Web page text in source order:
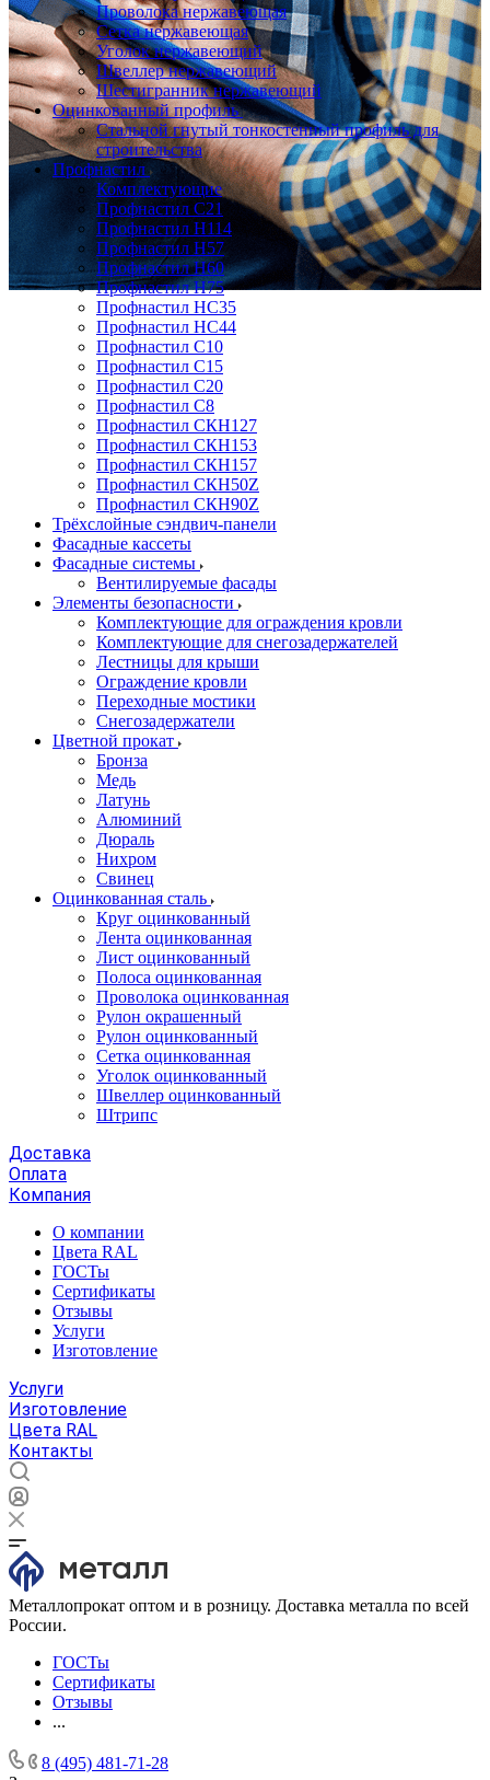
Проволока нержавеющая
Сетка нержавеющая
Уголок нержавеющий
Швеллер нержавеющий
Шестигранник нержавеющий
Оцинкованный профиль
Стальной гнутый тонкостенный профиль для
строительства
Профнастил
Комплектующие
Профнастил C21
Профнастил Н114
Профнастил Н57
Профнастил Н60
Профнастил Н75
Профнастил НС35
Профнастил НС44
Профнастил С10
Профнастил С15
Профнастил С20
Профнастил С8
Профнастил СКН127
Профнастил СКН153
Профнастил СКН157
Профнастил СКН50Z
Профнастил СКН90Z
Трёхслойные сэндвич-панели
Фасадные кассеты
Фасадные системы
Вентилируемые фасады
Элементы безопасности
Комплектующие для ограждения кровли
Комплектующие для снегозадержателей
Лестницы для крыши
Ограждение кровли
Переходные мостики
Снегозадержатели
Цветной прокат
Бронза
Медь
Латунь
Алюминий
Дюраль
Нихром
Свинец
Оцинкованная сталь
Круг оцинкованный
Лента оцинкованная
Лист оцинкованный
Полоса оцинкованная
Проволока оцинкованная
Рулон окрашенный
Рулон оцинкованный
Сетка оцинкованная
Уголок оцинкованный
Швеллер оцинкованный
Штрипс
Доставка
Оплата
Компания
О компании
Цвета RAL
ГОСТы
Сертификаты
Отзывы
Услуги
Изготовление
Услуги
Изготовление
Цвета RAL
Контакты
Металлопрокат оптом и в розницу. Доставка металла по всей
России.
ГОСТы
Сертификаты
Отзывы
...
8 (495) 481-71-28